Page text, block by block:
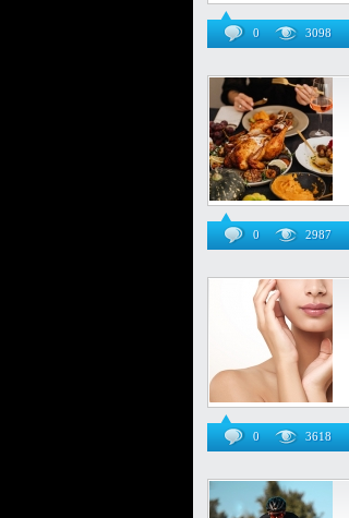
0 3098
0 2987
0 3618